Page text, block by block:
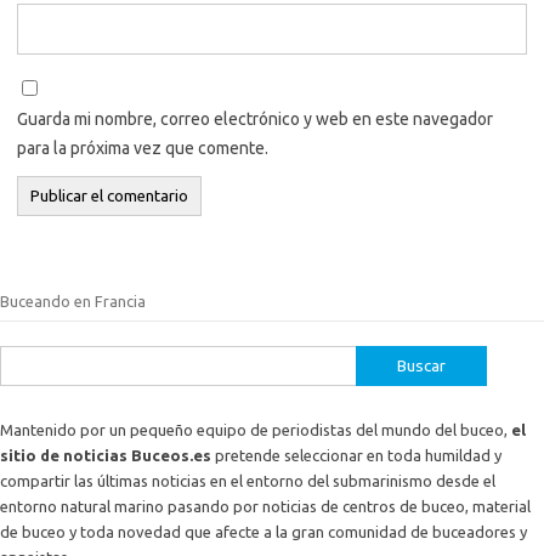
Guarda mi nombre, correo electrónico y web en este navegador
para la próxima vez que comente.
Buceando en Francia
Mantenido por un pequeño equipo de periodistas del mundo del buceo, el
sitio de noticias Buceos.es pretende seleccionar en toda humildad y
compartir las últimas noticias en el entorno del submarinismo desde el
entorno natural marino pasando por noticias de centros de buceo, material
de buceo y toda novedad que afecte a la gran comunidad de buceadores y